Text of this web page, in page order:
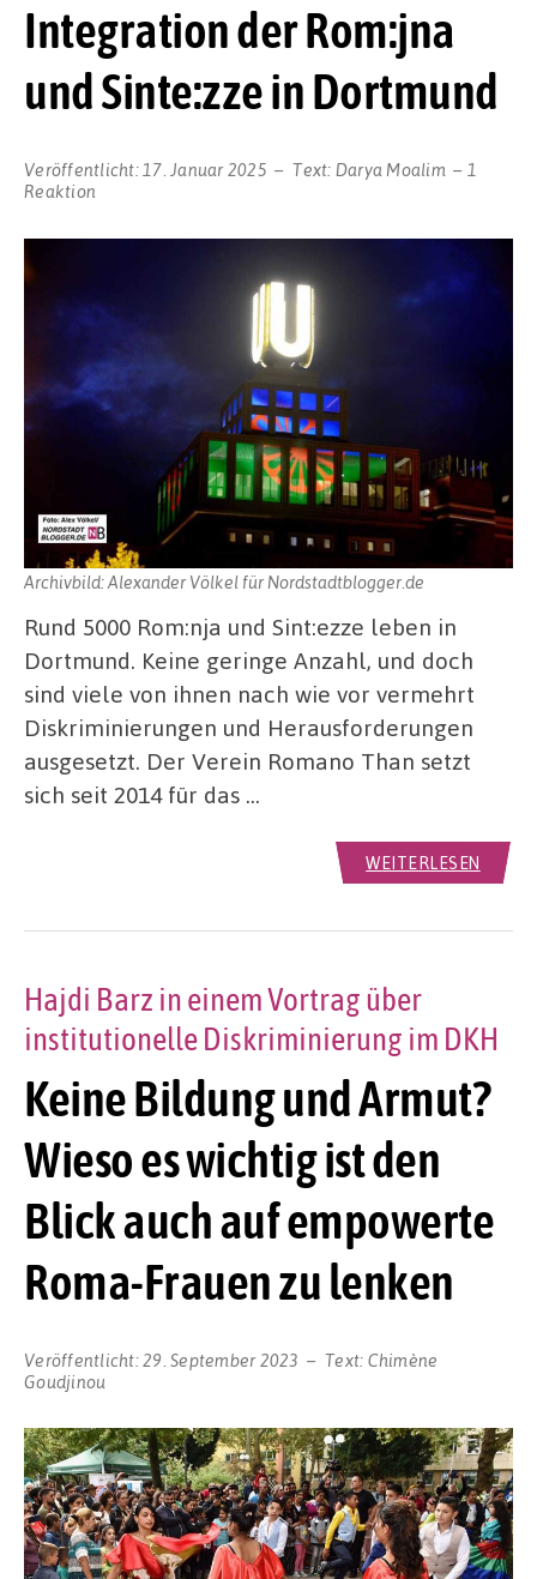
Integration der Rom:jna
und Sinte:zze in Dortmund
Veröffentlicht: 17. Januar 2025 Text: Darya Moalim
1
Reaktion
Archivbild: Alexander Völkel für Nordstadtblogger.de
Rund 5000 Rom:nja und Sint:ezze leben in
Dortmund. Keine geringe Anzahl, und doch
sind viele von ihnen nach wie vor vermehrt
Diskriminierungen und Herausforderungen
ausgesetzt. Der Verein Romano Than setzt
sich seit 2014 für das …
WEITERLESEN
Keine Bildung und Armut?
Wieso es wichtig ist den
Blick auch auf empowerte
Roma-Frauen zu lenken
Hajdi Barz in einem Vortrag über
institutionelle Diskriminierung im DKH
Veröffentlicht: 29. September 2023 Text: Chimène
Goudjinou